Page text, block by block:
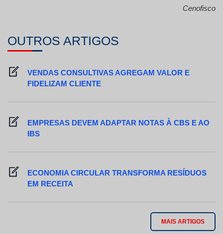
Cenofisco
OUTROS ARTIGOS
VENDAS CONSULTIVAS AGREGAM VALOR E
FIDELIZAM CLIENTE
EMPRESAS DEVEM ADAPTAR NOTAS À CBS E AO
IBS
ECONOMIA CIRCULAR TRANSFORMA RESÍDUOS
EM RECEITA
MAIS ARTIGOS